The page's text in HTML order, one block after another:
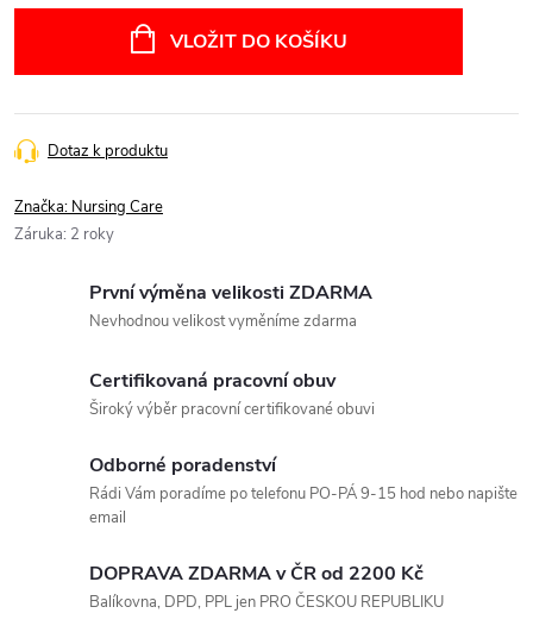
VLOŽIT DO KOŠÍKU
Dotaz k produktu
Značka: Nursing Care
Záruka: 2 roky
První výměna velikosti ZDARMA
Nevhodnou velikost vyměníme zdarma
Certifikovaná pracovní obuv
Široký výběr pracovní certifikované obuvi
Odborné poradenství
Rádi Vám poradíme po telefonu PO-PÁ 9-15 hod nebo napište
email
DOPRAVA ZDARMA v ČR od 2200 Kč
Balíkovna, DPD, PPL jen PRO ČESKOU REPUBLIKU